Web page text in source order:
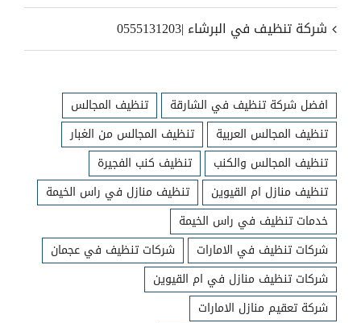
شركة تنظيف في البرشاء |0555131203
افضل شركة تنظيف في الشارقة
تنظيف المجالس
تنظيف المجالس العربية
تنظيف المجالس من الغبار
تنظيف المجالس والكنب
تنظيف كنب الفجيرة
تنظيف منازل ام القيوين
تنظيف منازل في راس الخيمة
خدمات تنظيف في راس الخيمة
شركات تنظيف في الامارات
شركات تنظيف في عجمان
شركات تنظيف منازل في ام القيوين
شركة تعقيم منازل الامارات